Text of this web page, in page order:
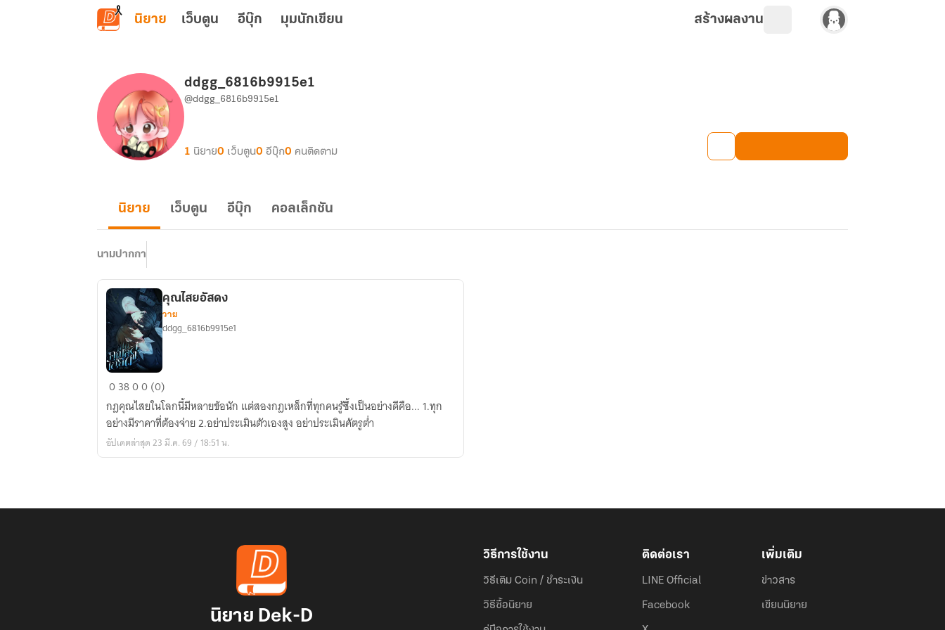
ข้ามไปยังเนื้อหาหลัก
นิยาย เว็บตูน อีบุ๊ก มุมนักเขียน สร้างผลงาน
ddgg_6816b9915e1
@ddgg_6816b9915e1
1 นิยาย0 เว็บตูน0 อีบุ๊ก0 คนติดตาม
นิยาย เว็บตูน อีบุ๊ก คอลเล็กชัน
นามปากกา
คุณ
อัสดง
คุณไสยอัสดง
วาย
ddgg_6816b9915e1
03800 (0)
กฎคุณไสยในโลกนี้มีหลายข้อนัก แต่สองกฎเหล็กที่ทุกคนรู้ซึ้งเป็นอย่างดีคือ... 1.ทุก
อย่างมีราคาที่ต้องจ่าย 2.อย่าประเมินตัวเองสูง อย่าประเมินศัตรูต่ำ
อัปเดตล่าสุด 23 มี.ค. 69 / 18:51 น.
นิยาย Dek-D
วิธีการใช้งาน
วิธีเติม Coin / ชำระเงิน
วิธีซื้อนิยาย
ติดต่อเรา
LINE Official
Facebook
เพิ่มเติม
ข่าวสาร
เขียนนิยาย